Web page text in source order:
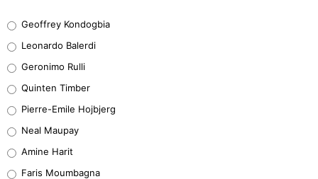
38%
32%
5%
1%
Geoffrey Kondogbia
Leonardo Balerdi
Geronimo Rulli
Quinten Timber
Pierre-Emile Hojbjerg
Neal Maupay
Amine Harit
Faris Moumbagna